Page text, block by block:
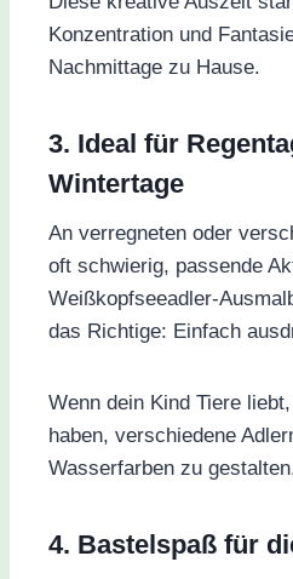
Konzentration und
Nachmittage zu Hause.
3. Ideal für
Wintertage
An verregneten oder
oft schwierig, passende
Weißkopfseeadler-
das Richtige: Einfach
Wenn dein Kind Tiere
haben, verschiedene
Wasserfarben zu
4. Bastelspaß für